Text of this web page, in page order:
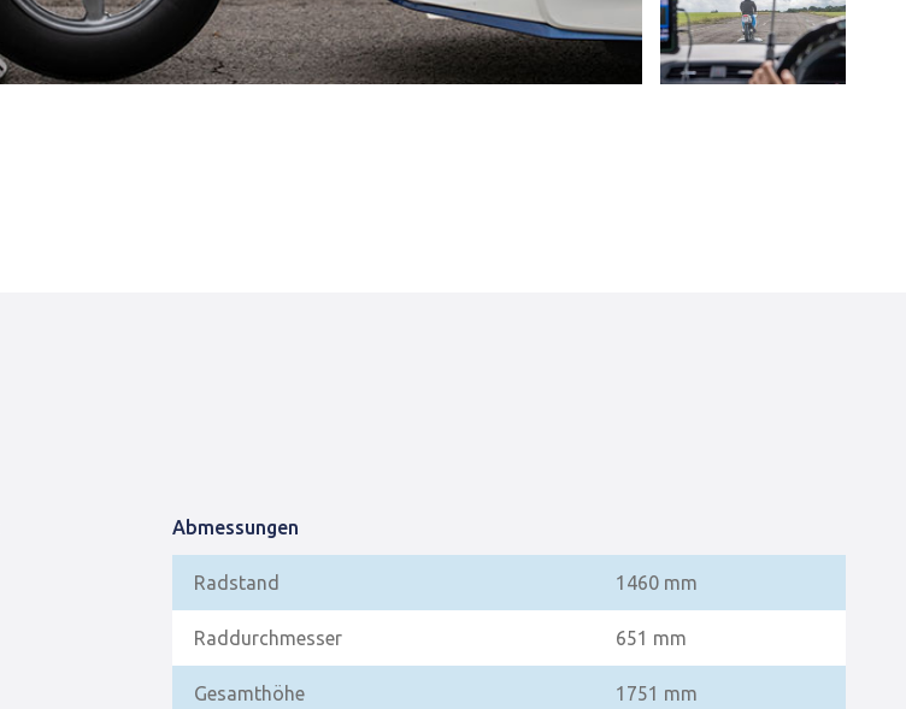
Abmessungen
Radstand 1460 mm
Raddurchmesser 651 mm
Gesamthöhe 1751 mm